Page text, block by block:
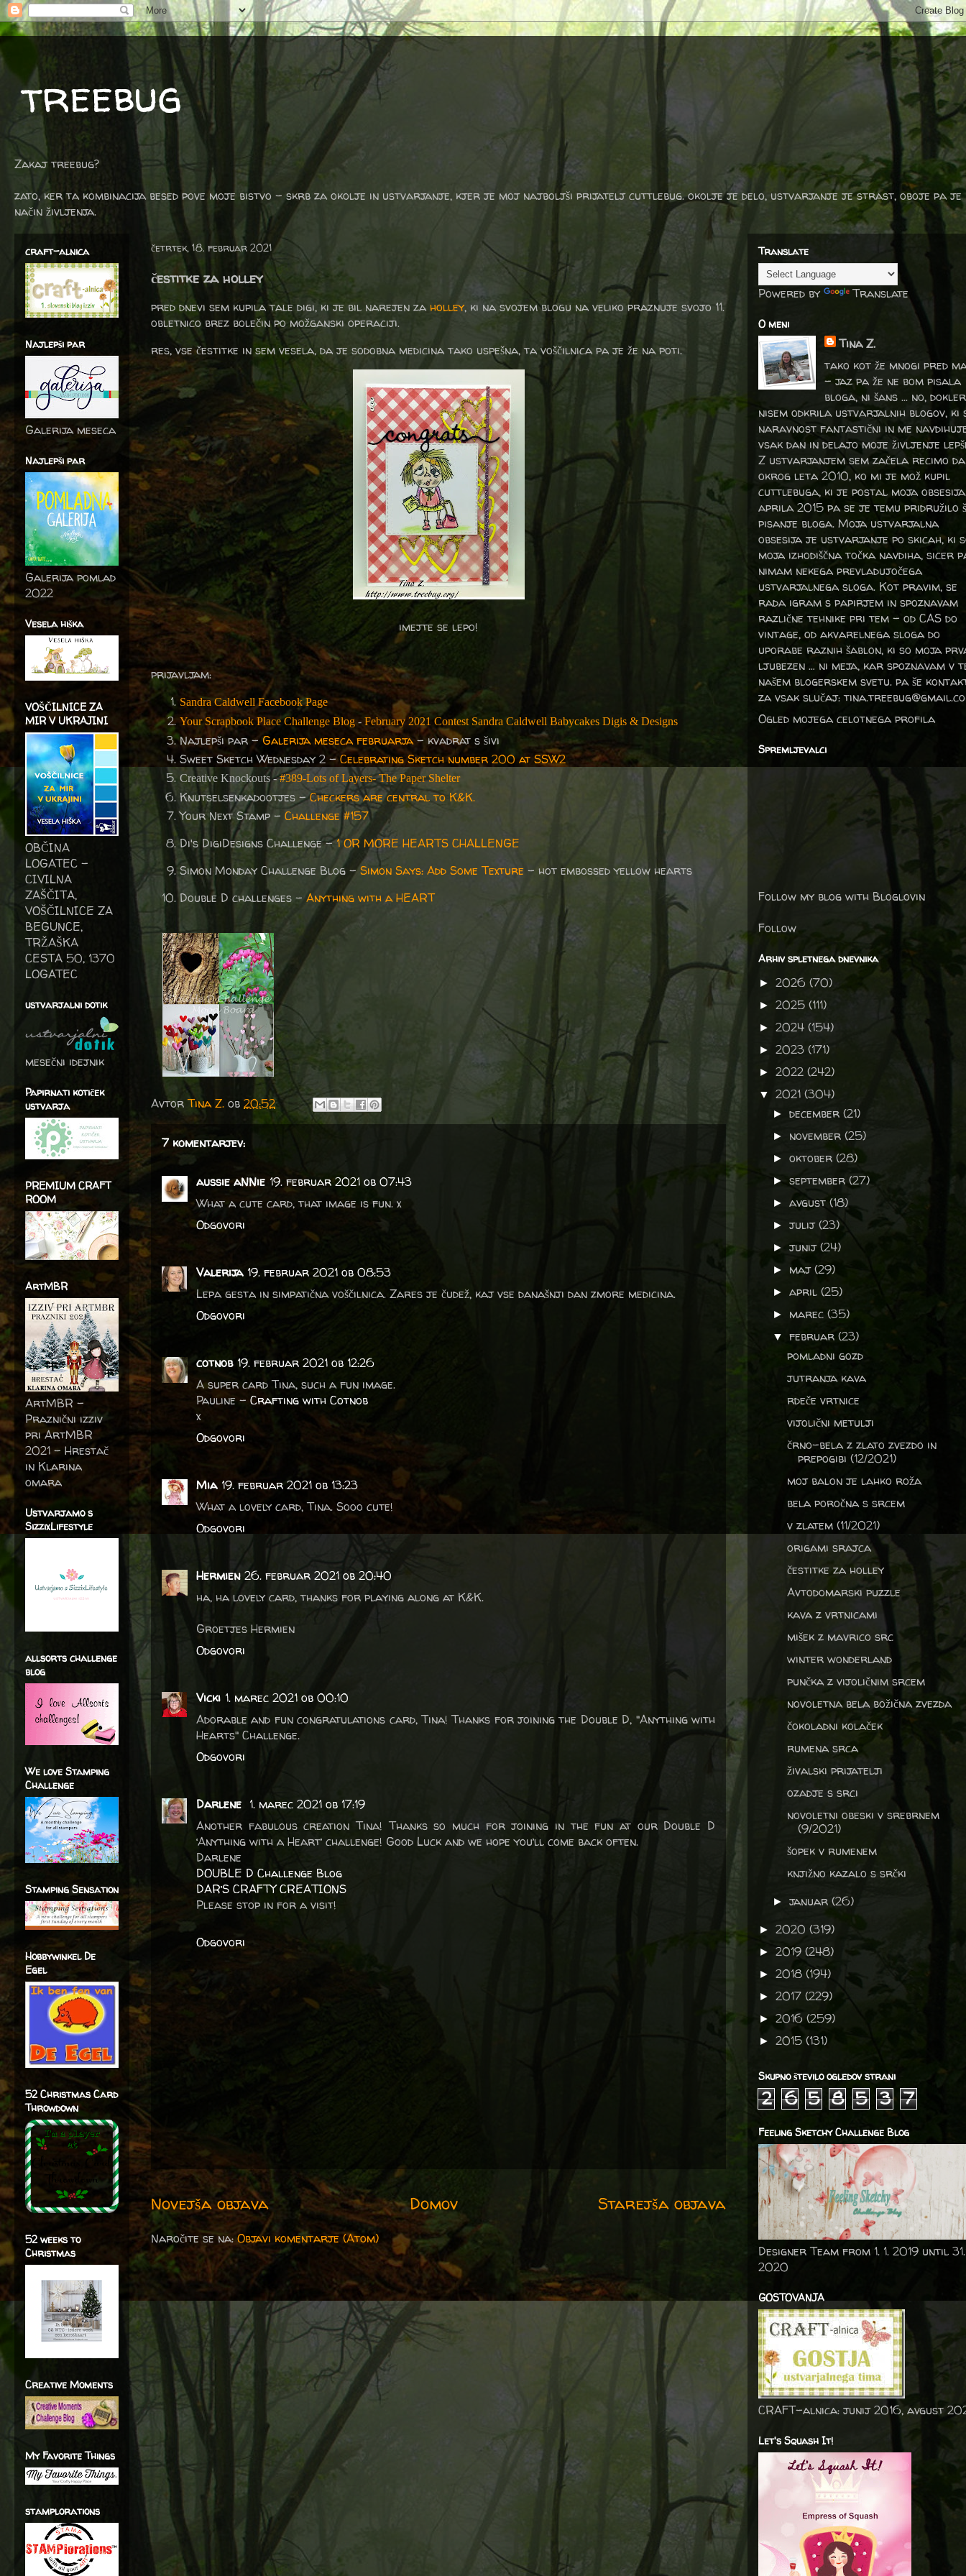
treebug
Zakaj treebug?
zato, ker ta kombinacija besed pove moje bistvo - skrb za okolje in ustvarjanje, kjer je moj najboljši prijatelj cuttlebug. okolje je delo, ustvarjanje je strast, oboje pa je
način življenja.
četrtek, 18. februar 2021
čestitke za holley
pred dnevi sem kupila tale digi, ki je bil narejen za holley, ki na svojem blogu na veliko praznuje svojo 11.
obletnico brez bolečin po možganski operaciji.
res, vse čestitke in sem vesela, da je sodobna medicina tako uspešna, ta voščilnica pa je že na poti.
imejte se lepo!
prijavljam:
Sandra Caldwell Facebook Page
Your Scrapbook Place Challenge Blog - February 2021 Contest Sandra Caldwell Babycakes Digis & Designs
Najlepši par -Galerija meseca februarja- kvadrat s šivi
Sweet Sketch Wednesday 2 -Celebrating Sketch number 200 at SSW2
Creative Knockouts -#389-Lots of Layers- The Paper Shelter
Knutselsenkadootjes -Checkers are central to K&K.
Your Next Stamp - Challenge #157
Di's DigiDesigns Challenge -1 OR MORE HEARTS CHALLENGE
Simon Monday Challenge Blog -Simon Says: Add Some Texture - hot embossed yellow hearts
Double D challenges - Anything with a HEART
AvtorTina Z. ob 20:52
7 komentarjev:
aussie aNNie 19. februar 2021 ob 07:43
What a cute card, that image is fun. x
Odgovori
Valerija 19. februar 2021 ob 08:53
Lepa gesta in simpatična voščilnica. Zares je čudež, kaj vse današnji dan zmore medicina.
Odgovori
cotnob 19. februar 2021 ob 12:26
A super card Tina, such a fun image.
Pauline - Crafting with Cotnob
x
Odgovori
Mia 19. februar 2021 ob 13:23
What a lovely card, Tina. Sooo cute!
Odgovori
Hermien 26. februar 2021 ob 20:40
ha, ha lovely card, thanks for playing along at K&K.
Groetjes Hermien
Odgovori
Vicki 1. marec 2021 ob 00:10
Adorable and fun congratulations card, Tina! Thanks for joining the Double D, "Anything with
Hearts" Challenge.
Odgovori
Darlene 1. marec 2021 ob 17:19
Another fabulous creation Tina! Thanks so much for joining in the fun at our Double D
‘Anything with a Heart’ challenge! Good Luck and we hope you’ll come back often.
Darlene
DOUBLE D Challenge Blog
DAR’S CRAFTY CREATIONS
Please stop in for a visit!
Odgovori
Novejša objava Starejša objava
Domov
Naročite se na:Objavi komentarje (Atom)
craft-alnica
Najlepši par
Galerija meseca
Najlepši par
Galerija pomlad
2022
Vesela hiška
VOŠČILNICE ZA
MIR V UKRAJINI
OBČINA
LOGATEC -
CIVILNA
ZAŠČITA,
VOŠČILNICE ZA
BEGUNCE,
TRŽAŠKA
CESTA 50, 1370
LOGATEC
ustvarjalni dotik
mesečni idejnik
Papirnati kotiček
ustvarja
PREMIUM CRAFT
ROOM
ArtMBR
ArtMBR -
Praznični izziv
pri ArtMBR
2021 – Hrestač
in Klarina
omara
Ustvarjamo s
SizzixLifestyle
allsorts challenge
blog
We love Stamping
Challenge
Stamping Sensation
Hobbywinkel De
Egel
52 Christmas Card
Throwdown
52 weeks to
Christmas
Creative Moments
My Favorite Things
stamplorations
Translate
Powered by Translate
O meni
Tina Z.
tako kot že mnogi pred
- jaz pa že ne bom pisala
bloga, ni šans ... no, dokler
nisem odkrila ustvarjalnih blogov, ki
naravnost fantastični in me
vsak dan in delajo moje življenje
Z ustvarjanjem sem začela recimo da
okrog leta 2010, ko mi je mož kupil
cuttlebuga, ki je postal moja
aprila 2015 pa se je temu pridružilo
pisanje bloga. Moja ustvarjalna
obsesija je ustvarjanje po skicah, ki
moja izhodiščna točka navdiha, sicer
nimam nekega prevladujočega
ustvarjalnega sloga. Kot pravim, se
rada igram s papirjem in spoznavam
različne tehnike pri tem – od CAS do
vintage, od akvarelnega sloga do
uporabe raznih šablon, ki so moja
ljubezen … ni meja, kar spoznavam v
našem blogerskem svetu. pa še
za vsak slučaj:
Ogled mojega celotnega profila
Spremljevalci
Follow my blog with Bloglovin
Follow
Arhiv spletnega dnevnika
► 2026 (70)
► 2025 (111)
► 2024 (154)
► 2023 (171)
► 2022 (242)
▼ 2021 (304)
►december(21)
► november(25)
►oktober(28)
►september(27)
►avgust(18)
►julij(23)
►junij(24)
► maj(29)
►april(25)
► marec(35)
▼februar(23)
pomladni gozd
jutranja kava
rdeče vrtnice
vijolični metulji
črno-bela z zlato zvezdo in
prepogibi (12/2021)
moj balon je lahko roža
bela poročna s srcem
v zlatem (11/2021)
origami srajca
čestitke za holley
Avtodomarski puzzle
kava z vrtnicami
mišek z mavrico src
winter wonderland
punčka z vijoličnim srcem
novoletna bela božična zvezda
čokoladni kolaček
rumena srca
živalski prijatelji
ozadje s srci
novoletni obeski v srebrnem
(9/2021)
šopek v rumenem
knjižno kazalo s srčki
►januar(26)
► 2020 (319)
► 2019 (248)
► 2018 (194)
► 2017 (229)
► 2016 (259)
► 2015 (131)
Skupno število ogledov strani
2 6 5 8 5 3 7
Feeling Sketchy Challenge Blog
Designer Team from 1. 1. 2019 until
2020
GOSTOVANJA
CRAFT-alnica: junij 2016, avgust
Let's Squash It!